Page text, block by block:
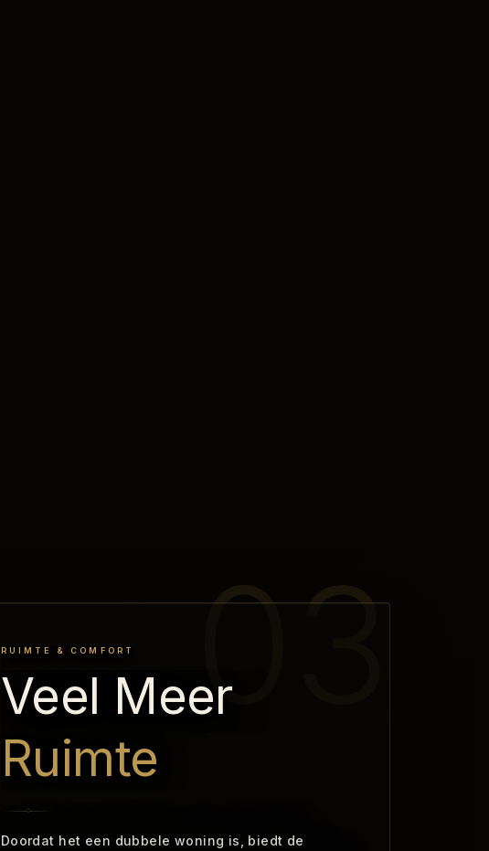
RUIMTE & COMFORT
Veel Meer
Ruimte
Doordat het een dubbele woning is, biedt de